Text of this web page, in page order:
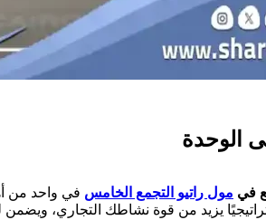
الوحدة
في مول راتيو التجمع الخامس في واحد من
يزيد من قوة نشاطك التجاري،